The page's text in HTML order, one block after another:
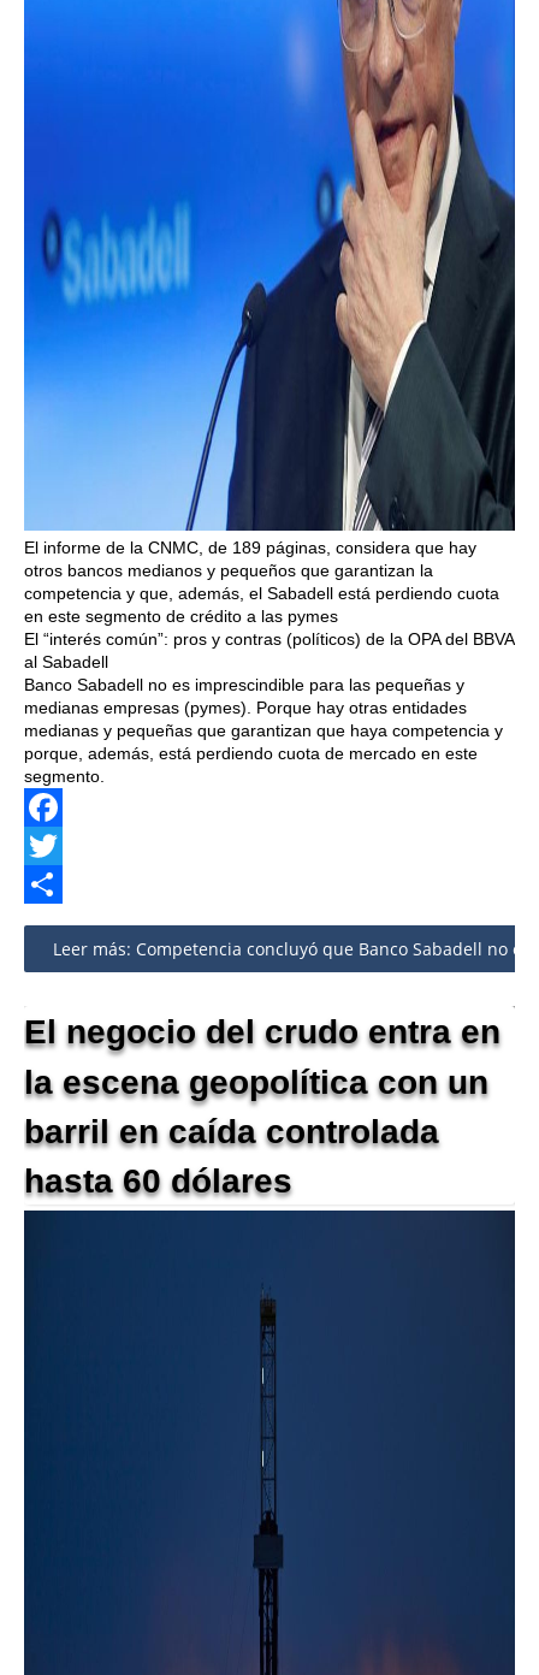
El informe de la CNMC, de 189 páginas, considera que hay
otros bancos medianos y pequeños que garantizan la
competencia y que, además, el Sabadell está perdiendo cuota
en este segmento de crédito a las pymes
El “interés común”: pros y contras (políticos) de la OPA del BBVA
al Sabadell
Banco Sabadell no es imprescindible para las pequeñas y
medianas empresas (pymes). Porque hay otras entidades
medianas y pequeñas que garantizan que haya competencia y
porque, además, está perdiendo cuota de mercado en este
segmento.
Facebook
Twitter
Share
Leer más: Competencia concluyó que Banco Sabadell no
El negocio del crudo entra en
la escena geopolítica con un
barril en caída controlada
hasta 60 dólares